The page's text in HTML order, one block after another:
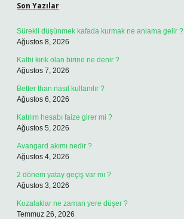
Son Yazılar
Sürekli düşünmek kafada kurmak ne anlama gelir ?
Ağustos 8, 2026
Kalbi kırık olan birine ne denir ?
Ağustos 7, 2026
Better than nasıl kullanılır ?
Ağustos 6, 2026
Katılım hesabı faize girer mi ?
Ağustos 5, 2026
Avangard akımı nedir ?
Ağustos 4, 2026
2 dönem yatay geçiş var mı ?
Ağustos 3, 2026
Kozalaklar ne zaman yere düşer ?
Temmuz 26, 2026